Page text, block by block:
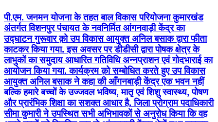
पी.एम. जनमन योजना के तहत बाल विकास परियोजना कुमारखंड
अंतर्गत विशनपुर पंचायत के नवनिर्मित आंगनवाड़ी केंद्र का
उद्घाटन गुरूवार क़ो उप विकास आयुक्त अनिल बसाक द्वारा फीता
काटकर किया गया. इस अवसर पर डीडीसी द्वारा पोषक क्षेत्र के
लाभुकों का समुदाय आधारित गतिविधि अन्नप्राशन एवं गोदभाराई का
आयोजन किया गया. कार्यक्रम क़ो सम्बोधित करते हुए उप विकास
आयुक्त अनिल बसाक ने कहा की आँगनबाड़ी केंद्र एक भवन नहीं
बल्कि हमारे बच्चों के उज्जवल भविष्य, मातृ एवं शिशु स्वास्थ्य, पोषण
और प्रारंभिक शिक्षा का सशक्त आधार है. जिला प्रोग्राम पदाधिकारी
सीमा कुमारी ने उपस्थित सभी अभिभावकों से अनुरोध किया कि वह